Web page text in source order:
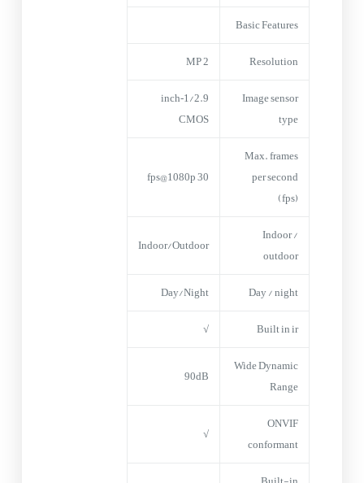
Basic Features
Resolution
2 MP
Image sensor
type
1/2.9‑inch
CMOS
Max. frames
per second
(fps)
30 fps@1080p
Indoor /
outdoor
Indoor/Outdoor
Day / night
Day/Night
Built in ir
√
Wide Dynamic
Range
90dB
ONVIF
conformant
√